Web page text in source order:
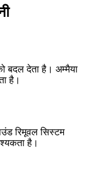
बदल देता है। अम्मैया
है।
रिमूवल सिस्टम
है।